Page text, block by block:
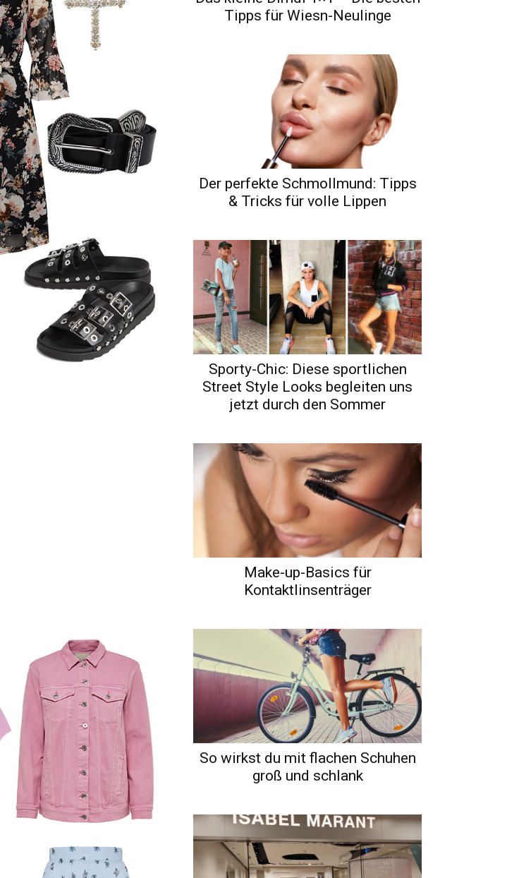
Tipps für Wiesn-Neulinge
Der perfekte Schmollmund: Tipps
& Tricks für volle Lippen
Sporty-Chic: Diese sportlichen
Street Style Looks begleiten uns
jetzt durch den Sommer
Make-up-Basics für
Kontaktlinsenträger
So wirkst du mit flachen Schuhen
groß und schlank